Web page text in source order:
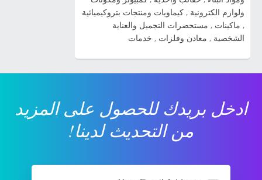
ولوازم الكترونية , كيماويات ومنتجات بتروكيميائية
, ماكينات , مستحضرات التجميل والعناية
الشخصية , معادن وفلزات , خدمات
ادخل بريدك للحصول على المزيد
من التحديث لدينا!